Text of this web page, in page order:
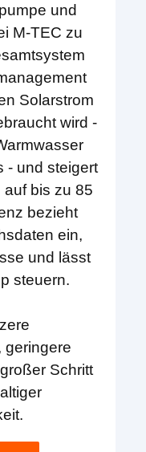
und
M-TEC zu
Solarstrom
wird -
- und steigert
bis zu 85
bezieht
ein,
und lässt
steuern.
geringere
Schritt